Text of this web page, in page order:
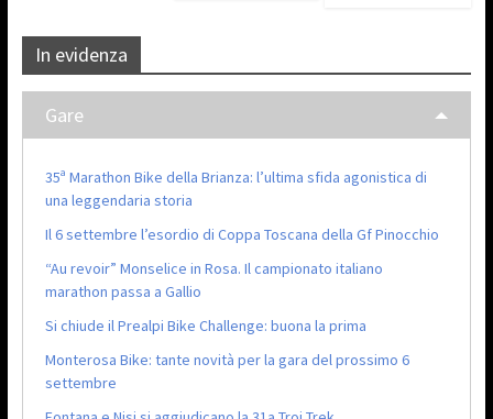
In evidenza
Gare
35ª Marathon Bike della Brianza: l’ultima sfida agonistica di
una leggendaria storia
Il 6 settembre l’esordio di Coppa Toscana della Gf Pinocchio
“Au revoir” Monselice in Rosa. Il campionato italiano
marathon passa a Gallio
Si chiude il Prealpi Bike Challenge: buona la prima
Monterosa Bike: tante novità per la gara del prossimo 6
settembre